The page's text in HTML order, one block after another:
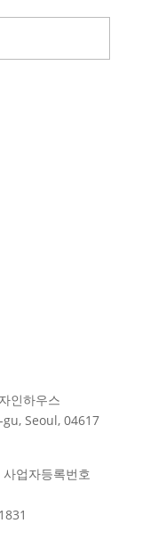
인하우스
Seoul, 04617
업자등록번호